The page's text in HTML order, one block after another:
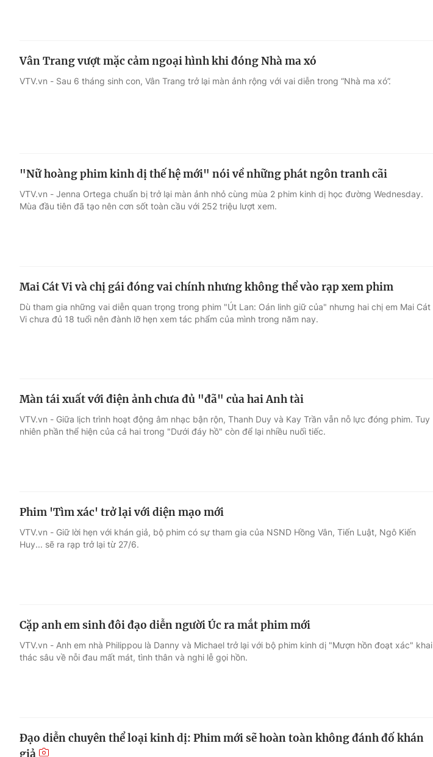
Vân Trang vượt mặc cảm ngoại hình khi đóng Nhà ma xó
VTV.vn - Sau 6 tháng sinh con, Vân Trang trở lại màn ảnh rộng với vai diễn trong “Nhà ma xó”.
"Nữ hoàng phim kinh dị thế hệ mới" nói về những phát ngôn tranh cãi
VTV.vn - Jenna Ortega chuẩn bị trở lại màn ảnh nhỏ cùng mùa 2 phim kinh dị học đường Wednesday.
Mùa đầu tiên đã tạo nên cơn sốt toàn cầu với 252 triệu lượt xem.
Mai Cát Vi và chị gái đóng vai chính nhưng không thể vào rạp xem phim
Dù tham gia những vai diễn quan trọng trong phim "Út Lan: Oán linh giữ của" nhưng hai chị em Mai Cát
Vi chưa đủ 18 tuổi nên đành lỡ hẹn xem tác phẩm của mình trong năm nay.
Màn tái xuất với điện ảnh chưa đủ "đã" của hai Anh tài
VTV.vn - Giữa lịch trình hoạt động âm nhạc bận rộn, Thanh Duy và Kay Trần vẫn nỗ lực đóng phim. Tuy
nhiên phần thể hiện của cả hai trong "Dưới đáy hồ" còn để lại nhiều nuối tiếc.
Phim 'Tìm xác' trở lại với diện mạo mới
VTV.vn - Giữ lời hẹn với khán giả, bộ phim có sự tham gia của NSND Hồng Vân, Tiến Luật, Ngô Kiến
Huy... sẽ ra rạp trở lại từ 27/6.
Cặp anh em sinh đôi đạo diễn người Úc ra mắt phim mới
VTV.vn - Anh em nhà Philippou là Danny và Michael trở lại với bộ phim kinh dị "Mượn hồn đoạt xác" khai
thác sâu về nỗi đau mất mát, tình thân và nghi lễ gọi hồn.
Đạo diễn chuyên thể loại kinh dị: Phim mới sẽ hoàn toàn không đánh đố khán
giả